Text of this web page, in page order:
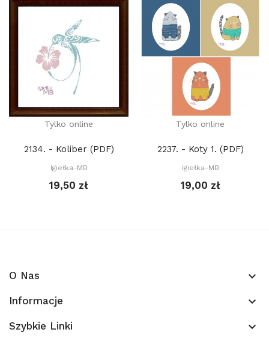
Tylko online
2134. - Koliber (PDF)
Igiełka-MB
19,50 zł
Tylko online
2237. - Koty 1. (PDF)
Igiełka-MB
19,00 zł
O Nas keyboard_arrow_down
Informacje keyboard_arrow_down
Szybkie Linki keyboard_arrow_down